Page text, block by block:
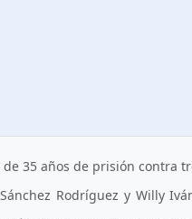
35 años de prisión contra
Rodríguez y Willy